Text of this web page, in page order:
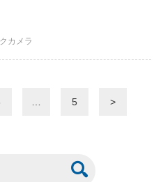
カメラ
5 >